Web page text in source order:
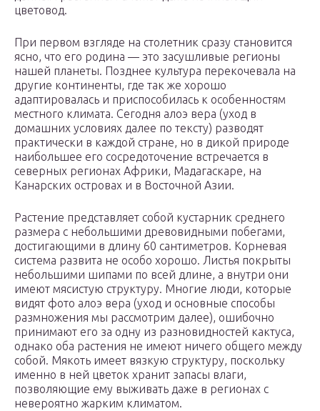
цветовод.
При первом взгляде на столетник сразу становится
ясно, что его родина — это засушливые регионы
нашей планеты. Позднее культура перекочевала на
другие континенты, где так же хорошо
адаптировалась и приспособилась к особенностям
местного климата. Сегодня алоэ вера (уход в
домашних условиях далее по тексту) разводят
практически в каждой стране, но в дикой природе
наибольшее его сосредоточение встречается в
северных регионах Африки, Мадагаскаре, на
Канарских островах и в Восточной Азии.
Растение представляет собой кустарник среднего
размера с небольшими древовидными побегами,
достигающими в длину 60 сантиметров. Корневая
система развита не особо хорошо. Листья покрыты
небольшими шипами по всей длине, а внутри они
имеют мясистую структуру. Многие люди, которые
видят фото алоэ вера (уход и основные способы
размножения мы рассмотрим далее), ошибочно
принимают его за одну из разновидностей кактуса,
однако оба растения не имеют ничего общего между
собой. Мякоть имеет вязкую структуру, поскольку
именно в ней цветок хранит запасы влаги,
позволяющие ему выживать даже в регионах с
невероятно жарким климатом.